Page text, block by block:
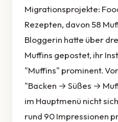
Migrationsprojekte:
Rezepten, davon 58
Bloggerin hatte über
Muffins gepostet, ihr
"Muffins" prominent.
"Backen → Süßes →
im Hauptmenü nicht
rund 90 Impressionen